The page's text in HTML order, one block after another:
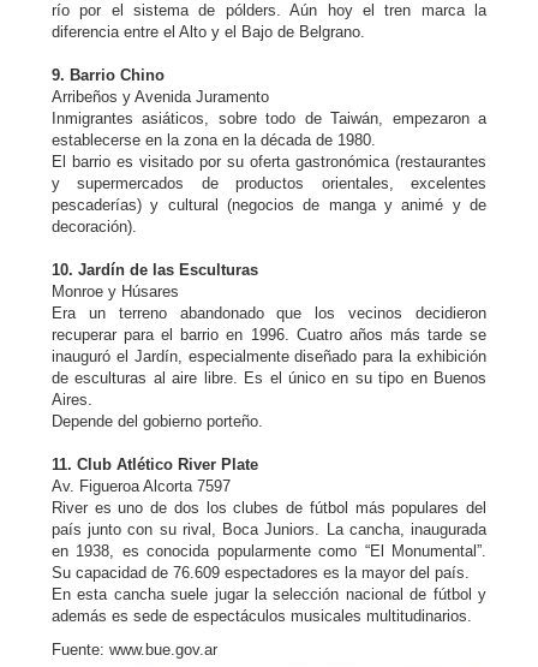
río por el sistema de pólders. Aún hoy el tren marca la
diferencia entre el Alto y el Bajo de Belgrano.
9. Barrio Chino
Arribeños y Avenida Juramento
Inmigrantes asiáticos, sobre todo de Taiwán, empezaron a
establecerse en la zona en la década de 1980.
El barrio es visitado por su oferta gastronómica (restaurantes
y supermercados de productos orientales, excelentes
pescaderías) y cultural (negocios de manga y animé y de
decoración).
10. Jardín de las Esculturas
Monroe y Húsares
Era un terreno abandonado que los vecinos decidieron
recuperar para el barrio en 1996. Cuatro años más tarde se
inauguró el Jardín, especialmente diseñado para la exhibición
de esculturas al aire libre. Es el único en su tipo en Buenos
Aires.
Depende del gobierno porteño.
11. Club Atlético River Plate
Av. Figueroa Alcorta 7597
River es uno de dos los clubes de fútbol más populares del
país junto con su rival, Boca Juniors. La cancha, inaugurada
en 1938, es conocida popularmente como “El Monumental”.
Su capacidad de 76.609 espectadores es la mayor del país.
En esta cancha suele jugar la selección nacional de fútbol y
además es sede de espectáculos musicales multitudinarios.
Fuente: www.bue.gov.ar